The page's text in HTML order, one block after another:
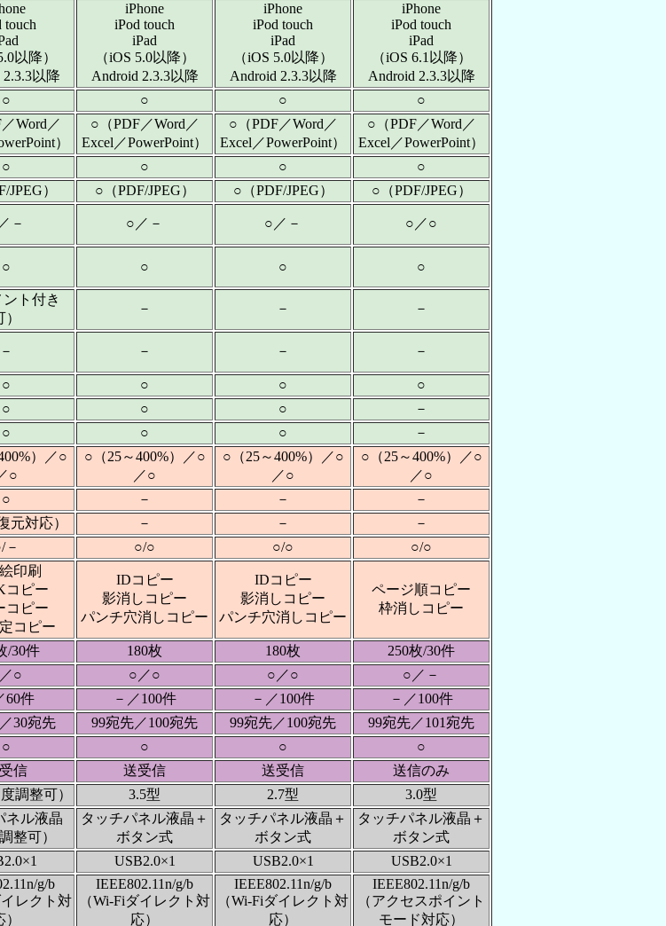
touch
以降）
以降
iPhone
iPod touch
iPad
（iOS 5.0以降）
Android 2.3.3以降
iPhone
iPod touch
iPad
（iOS 5.0以降）
Android 2.3.3以降
iPhone
iPod touch
iPad
（iOS 6.1以降）
Android 2.3.3以降
○ ○ ○ ○
Word／
）
○（PDF／Word／
Excel／PowerPoint）
○（PDF／Word／
Excel／PowerPoint）
○（PDF／Word／
Excel／PowerPoint）
○ ○ ○
○
JPEG） ○（PDF/JPEG） ○（PDF/JPEG） ○（PDF/JPEG）
－ ○／－ ○／－ ○／○
○ ○ ○ ○
ト付き
）
－ － －
－ － － －
○ ○ ○
○
○ ○ ○
－
○ ○ ○ －
）／○
○
○（25～400%）／○
／○
○（25～400%）／○
／○
○（25～400%）／○
／○
○ － －
－
元対応） － －
－
－ ○/○ ○/○ ○/○
印刷
コピー
コピー
コピー
IDコピー
影消しコピー
パンチ穴消しコピー
IDコピー
影消しコピー
パンチ穴消しコピー
ページ順コピー
枠消しコピー
/30件 180枚 180枚
250枚/30件
○ ○／○ ○／○
○／－
60件 －／100件 －／100件
－／100件
30宛先 99宛先／100宛先 99宛先／100宛先
99宛先／101宛先
○ ○ ○
○
信 送受信 送受信
送信のみ
調整可） 3.5型 2.7型 3.0型
ネル液晶
整可）
タッチパネル液晶＋
ボタン式
タッチパネル液晶＋
ボタン式
タッチパネル液晶＋
ボタン式
USB2.0×1 USB2.0×1 USB2.0×1
g/b
イレクト対
）
IEEE802.11n/g/b
（Wi-Fiダイレクト対
応）
IEEE802.11n/g/b
（Wi-Fiダイレクト対
応）
IEEE802.11n/g/b
（アクセスポイント
モード対応）